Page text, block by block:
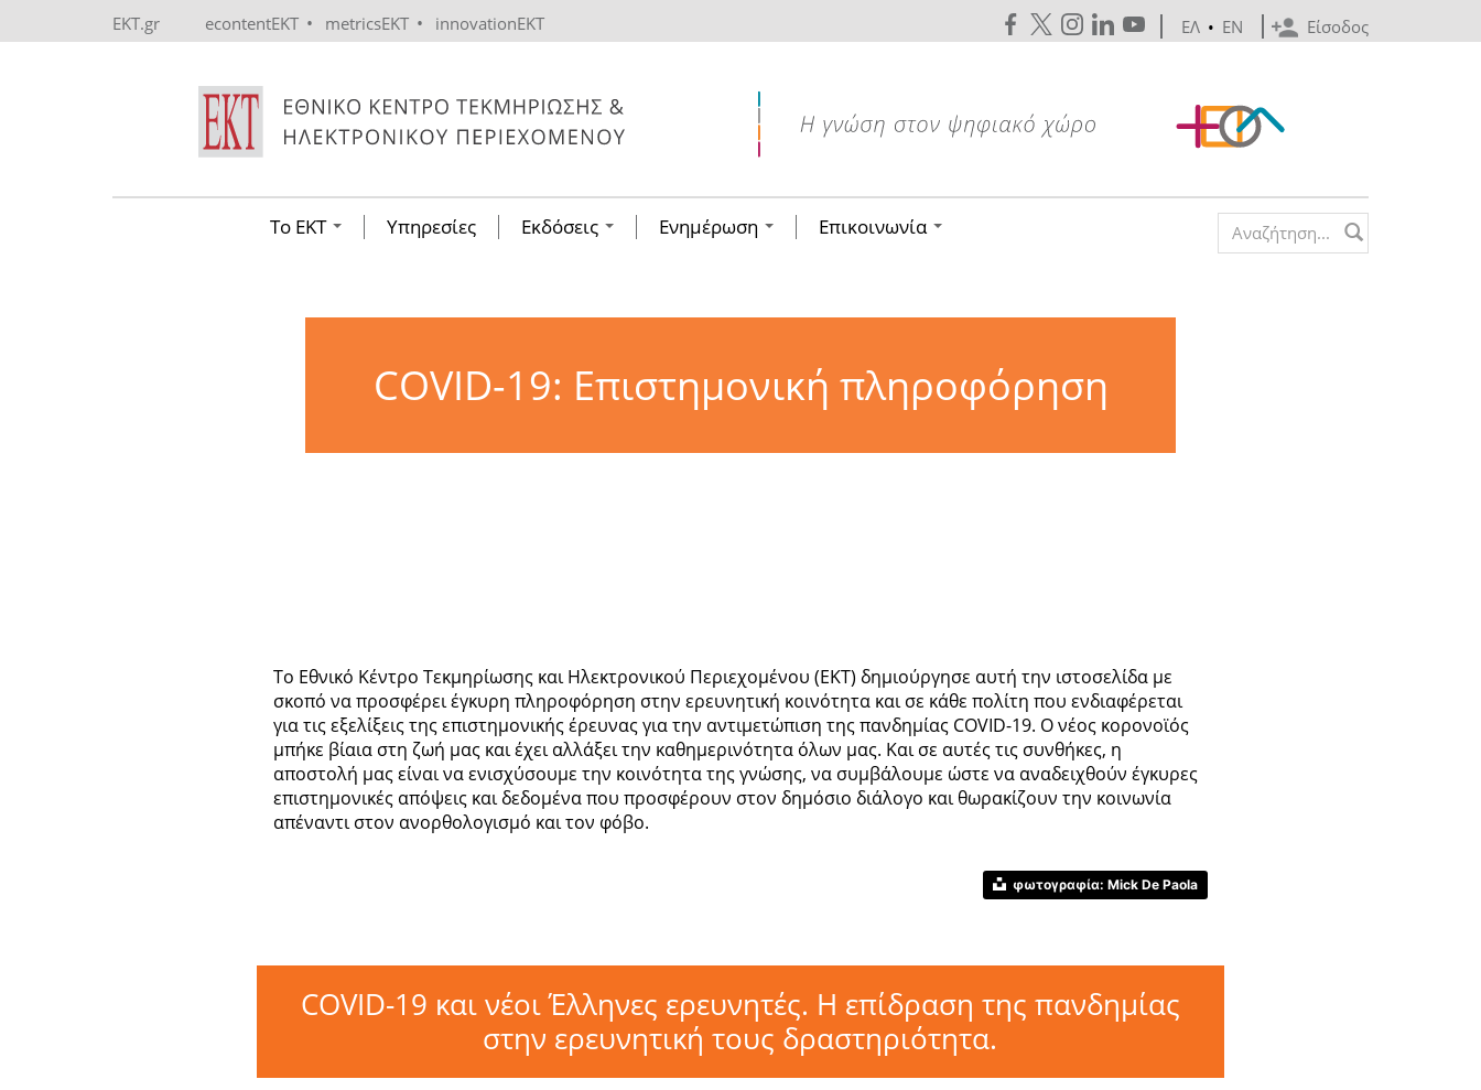
EKT.gr econtentEKT • metricsEKT • innovationEKT Είσοδος
ΕΛ • EN
Το ΕΚΤ Υπηρεσίες Εκδόσεις Ενημέρωση Επικοινωνία Search form
COVID-19: Επιστημονική πληροφόρηση
Το Εθνικό Κέντρο Τεκμηρίωσης και Ηλεκτρονικού Περιεχομένου (ΕΚΤ) δημιούργησε αυτή την ιστοσελίδα με
σκοπό να προσφέρει έγκυρη πληροφόρηση στην ερευνητική κοινότητα και σε κάθε πολίτη που ενδιαφέρεται
για τις εξελίξεις της επιστημονικής έρευνας για την αντιμετώπιση της πανδημίας COVID-19. Ο νέος κορονοϊός
μπήκε βίαια στη ζωή μας και έχει αλλάξει την καθημερινότητα όλων μας. Και σε αυτές τις συνθήκες, η
αποστολή μας είναι να ενισχύσουμε την κοινότητα της γνώσης, να συμβάλουμε ώστε να αναδειχθούν έγκυρες
επιστημονικές απόψεις και δεδομένα που προσφέρουν στον δημόσιο διάλογο και θωρακίζουν την κοινωνία
απέναντι στον ανορθολογισμό και τον φόβο.
φωτογραφία: Mick De Paola
COVID-19 και νέοι Έλληνες ερευνητές. Η επίδραση της πανδημίας
στην ερευνητική τους δραστηριότητα.